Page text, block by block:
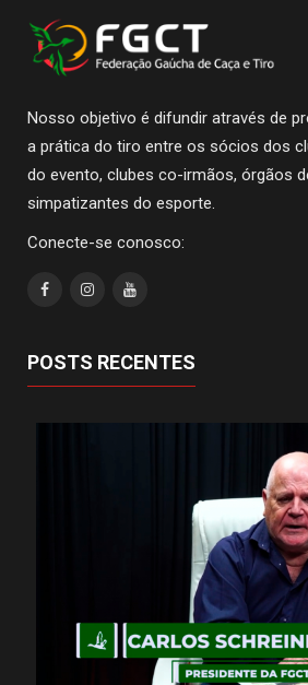
Nosso objetivo é difundir através de
a prática do tiro entre os sócios dos
do evento, clubes co-irmãos, órgãos
simpatizantes do esporte.
Conecte-se conosco:
POSTS RECENTES